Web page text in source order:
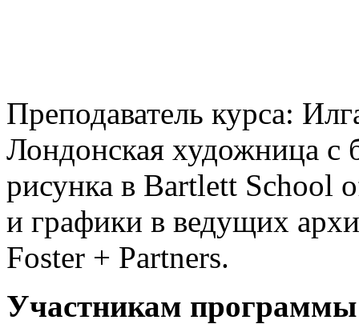
Преподаватель курса:
Лондонская художница
рисунка в Bartlett School
и графики в ведущих
Foster + Partners.
Участникам программы